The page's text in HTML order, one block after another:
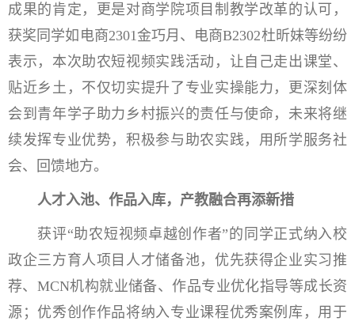
成果的肯定，更是对商学院项目制教学改革的认可，
获奖同学如电商2301金巧月、电商B2302杜昕妹等纷纷
表示，本次助农短视频实践活动，让自己走出课堂、
贴近乡土，不仅切实提升了专业实操能力，更深刻体
会到青年学子助力乡村振兴的责任与使命，未来将继
续发挥专业优势，积极参与助农实践，用所学服务社
会、回馈地方。
人才入池、作品入库，产教融合再添新措
获评“助农短视频卓越创作者”的同学正式纳入校
政企三方育人项目人才储备池，优先获得企业实习推
荐、MCN机构就业储备、作品专业优化指导等成长资
源；优秀创作作品将纳入专业课程优秀案例库，用于